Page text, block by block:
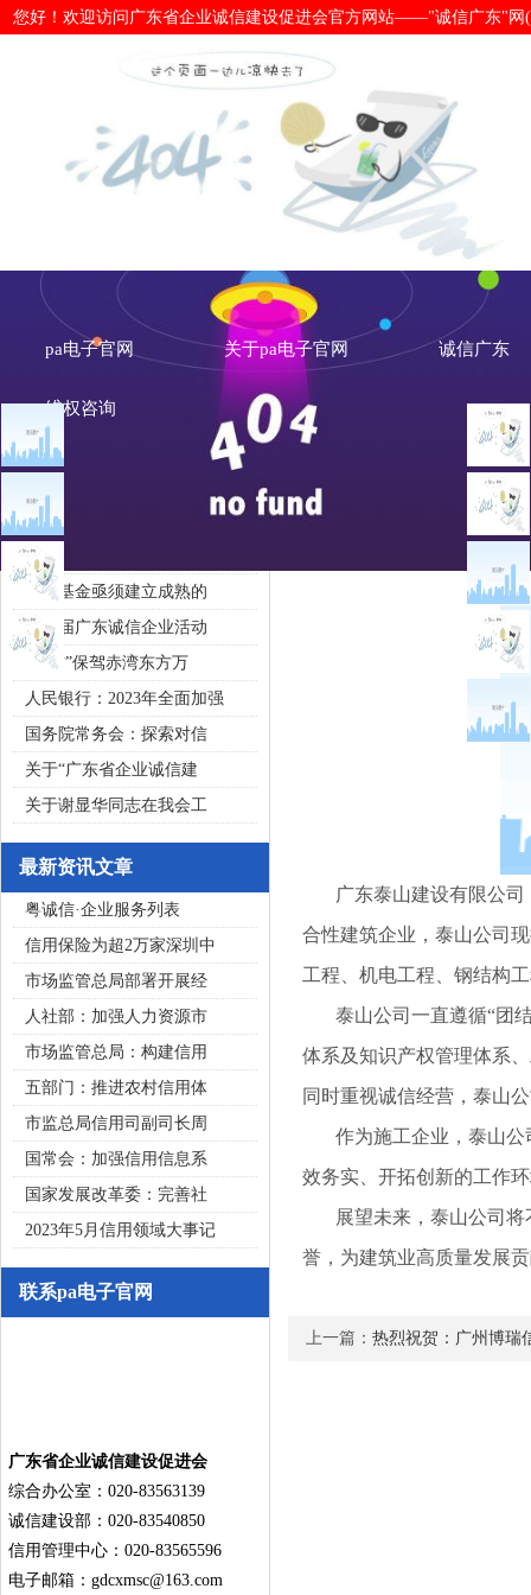
您好！欢迎访问广东省企业诚信建设促进会官方网站——"诚信广东"网
热烈祝贺：广东泰山建设有限公司
官网
pa电子官网 关于pa电子官网 诚信广东
维权咨询
文章点击排行
重大突发公共卫生事件一
2020广东省守合同重信用企
私募基金亟须建立成熟的
第五届广东诚信企业活动
“诚信”保驾赤湾东方万
人民银行：2023年全面加强
国务院常务会：探索对信
关于“广东省企业诚信建
关于谢显华同志在我会工
最新资讯文章
粤诚信·企业服务列表
信用保险为超2万家深圳中
市场监管总局部署开展经
人社部：加强人力资源市
市场监管总局：构建信用
五部门：推进农村信用体
市监总局信用司副司长周
国常会：加强信用信息系
国家发展改革委：完善社
2023年5月信用领域大事记
联系pa电子官网
广东省企业诚信建设促进会
综合办公室：020-83563139
诚信建设部：020-83540850
信用管理中心：020-83565596
电子邮箱： gdcxmsc@163.com
会员风采
广东泰山建设有限公司
合性建筑企业，泰山公司
工程、机电工程、钢结构
泰山公司一直遵循“团结
体系及知识产权管理体系
同时重视诚信经营，泰山
作为施工企业，泰山公
效务实、开拓创新的工作
展望未来，泰山公司将
誉，为建筑业高质量发展
上一篇： 热烈祝贺：广州博瑞